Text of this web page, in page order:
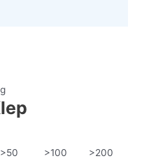
>50 >100 >200